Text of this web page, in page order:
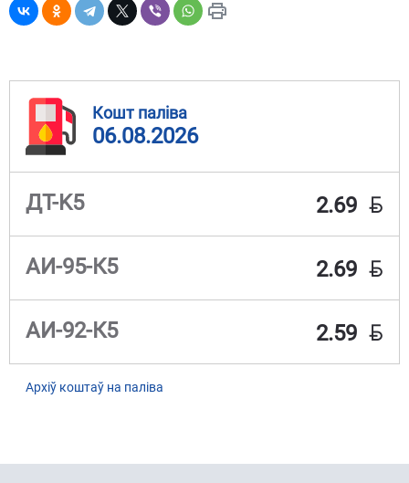
Кошт паліва
06.08.2026
ДТ-K5 2.69 BYN
АИ-95-К5 2.69 BYN
АИ-92-К5 2.59 BYN
Архіў коштаў на паліва